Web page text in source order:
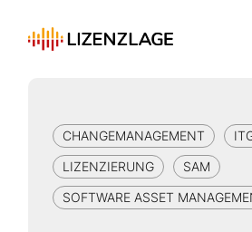
CHANGEMANAGEMENT
LIZENZIERUNG
SAM
SOFTWARE ASSET